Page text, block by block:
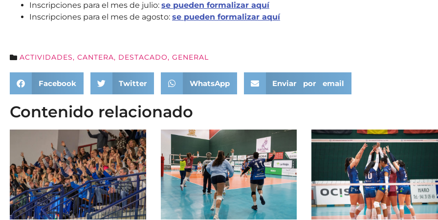
Inscripciones para el mes de julio: se pueden formalizar aquí
Inscripciones para el mes de agosto: se pueden formalizar aquí
ACTIVIDADES, CANTERA, DESTACADO, GENERAL
Facebook Twitter WhatsApp Enviar por email
Contenido relacionado